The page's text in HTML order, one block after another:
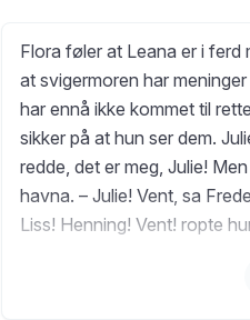
Flora føler at Leana er i ferd
at svigermoren har
har ennå ikke kommet til
sikker på at hun ser dem.
redde, det er meg, Julie!
havna. – Julie! Vent, sa
Liss! Henning! Vent! ropte